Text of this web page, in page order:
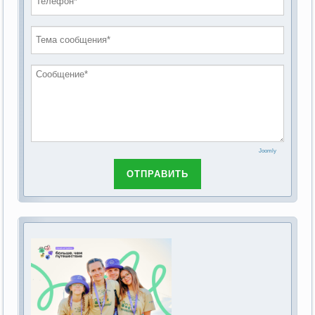
обсуждению Федерального закона Российской
основах социального обслуживания граждан в
2019 год
2018 год
Joomly
ОТПРАВИТЬ